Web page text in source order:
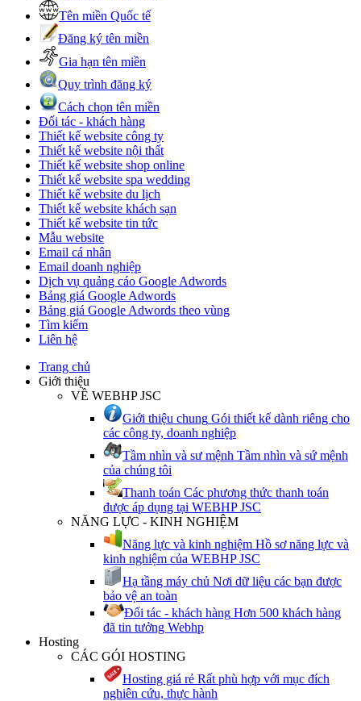
Tên miền Quốc tế
Đăng ký tên miền
Gia hạn tên miền
Quy trình đăng ký
Cách chọn tên miền
Đối tác - khách hàng
Thiết kế website công ty
Thiết kế website nội thất
Thiết kế website shop online
Thiết kế website spa wedding
Thiết kế website du lịch
Thiết kế website khách sạn
Thiết kế website tin tức
Mẫu website
Email cá nhân
Email doanh nghiệp
Dịch vụ quảng cáo Google Adwords
Bảng giá Google Adwords
Bảng giá Google Adwords theo vùng
Tìm kiếm
Liên hệ
Trang chủ
Giới thiệu
VỀ WEBHP JSC
Giới thiệu chung Gói thiết kế dành riêng cho
các công ty, doanh nghiệp
Tầm nhìn và sư mệnh Tầm nhìn và sứ mệnh
của chúng tôi
Thanh toán Các phương thức thanh toán
được áp dụng tại WEBHP JSC
NĂNG LỰC - KINH NGHIỆM
Năng lực và kinh nghiệm Hồ sơ năng lực và
kinh nghiệm của WEBHP JSC
Hạ tầng máy chủ Nơi dữ liệu các bạn được
bảo vệ an toàn
Đối tác - khách hàng Hơn 500 khách hàng
đã tin tưởng Webhp
Hosting
CÁC GÓI HOSTING
Hosting giá rẻ Rất phù hợp với mục đích
nghiên cứu, thực hành